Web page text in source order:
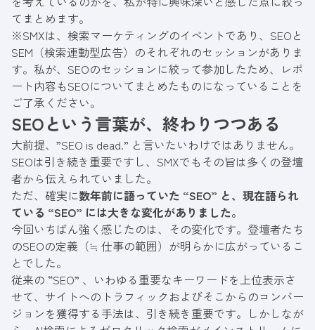
てまとめます。
※SMXは、検索マーケティングのイベントであり、SEOと
SEM（検索連動型広告）のそれぞれのセッションがありま
す。私が、SEOのセッションに絞って参加したため、レポ
ート内容もSEOについてまとめたものになっていることを
ご了承ください。
SEOという言葉が、終わりつつある
大前提、”SEO is dead.” と言いたいわけではありません。
SEOは引き続き重要ですし、SMXでもその旨は多くの登壇
者から伝えられていました。
ただ、確実に数年前に語っていた “SEO” と、現在語られ
ている “SEO” には大きな変化がありました。
今回いちばん強く感じたのは、その変化です。登壇者たち
のSEOの定義（≒ 仕事の範囲）が明らかに広がっているこ
とでした。
従来の “SEO” 、いわゆる重要なキーワードを上位表示さ
せて、サイトへのトラフィックおよびそこからのコンバー
ジョンを獲得する手法は、引き続き重要です。しかしなが